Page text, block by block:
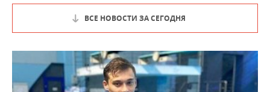
ВСЕ НОВОСТИ ЗА СЕГОДНЯ